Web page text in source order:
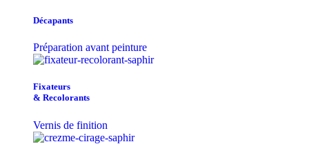
Décapants
Préparation avant peinture
Fixateurs
& Recolorants
Vernis de finition